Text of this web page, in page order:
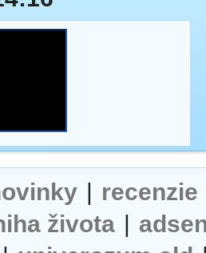
| recenzie
života |